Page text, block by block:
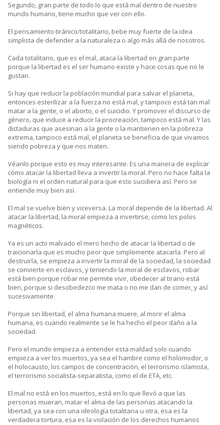
Segundo, gran parte de todo lo que está mal dentro de nuestro
mundo humano, tiene mucho que ver con ello.
El pensamiento tiránico/totalitario, bebe muy fuerte de la idea
simplista de defender a la naturaleza o algo más allá de nosotros.
Cada totalitario, que es el mal, ataca la libertad en gran parte
porque la libertad es el ser humano existe y hace cosas que no le
gustan.
Si hay que reducir la población mundial para salvar el planeta,
entonces esterilizar a la fuerza no está mal, y tampoco está tan mal
matar a la gente, o el aborto, o el suicidio. Y promover el discurso de
género, que induce a reducir la procreación, tampoco está mal. Y las
dictaduras que asesinan a la gente o la mantienen en la pobreza
extrema, tampoco está mal, el planeta se beneficia de que vivamos
siendo pobreza y que nos maten.
Véanlo porque esto es muy interesante. Es una manera de explicar
cómo atacar la libertad lleva a invertir la moral. Pero no hace falta la
biología ni el orden natural para que esto sucidiera así. Pero se
entiende muy bien así.
El mal se vuelve bien y viceversa. La moral depende de la libertad. Al
atacar la libertad, la moral empieza a invertirse, como los polos
magnéticos.
Ya es un acto malvado el mero hecho de atacar la libertad o de
traicionarla que es mucho peor que simplemente atacarla. Pero al
destruirla, se empieza a invertir la moral de la sociedad, la sociedad
se convierte en esclavos, y teniendo la moral de esclavos, robar
está bien porque robar me permite vivir, obedecer al tirano está
bien, porque si desobedezco me mata o no me dan de comer, y así
sucesivamente.
Porque sin libertad, el alma humana muere, al morir el alma
humana, es cuando realmente se le ha hecho el peor daño a la
sociedad.
Pero el mundo empieza a entender esta maldad solo cuando
empieza a ver los muertos, ya sea el hambre como el holomodor, o
el holocausto, los campos de concentración, el terrorismo islamista,
el terrorismo socialista-separatista, como el de ETA, etc.
El mal no está en los muertos, está en lo que llevó a que las
personas mueran, matar el alma de las personas atacando la
libertad, ya sea con una ideología totalitaria u otra, esa es la
verdadera tortura, esa es la violación de los derechos humanos